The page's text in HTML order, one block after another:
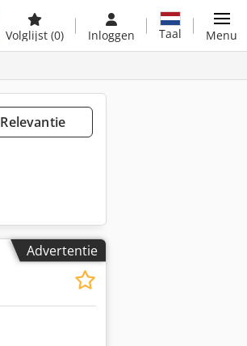
Volglijst (0) Inloggen Taal Menu
Relevantie
Advertentie